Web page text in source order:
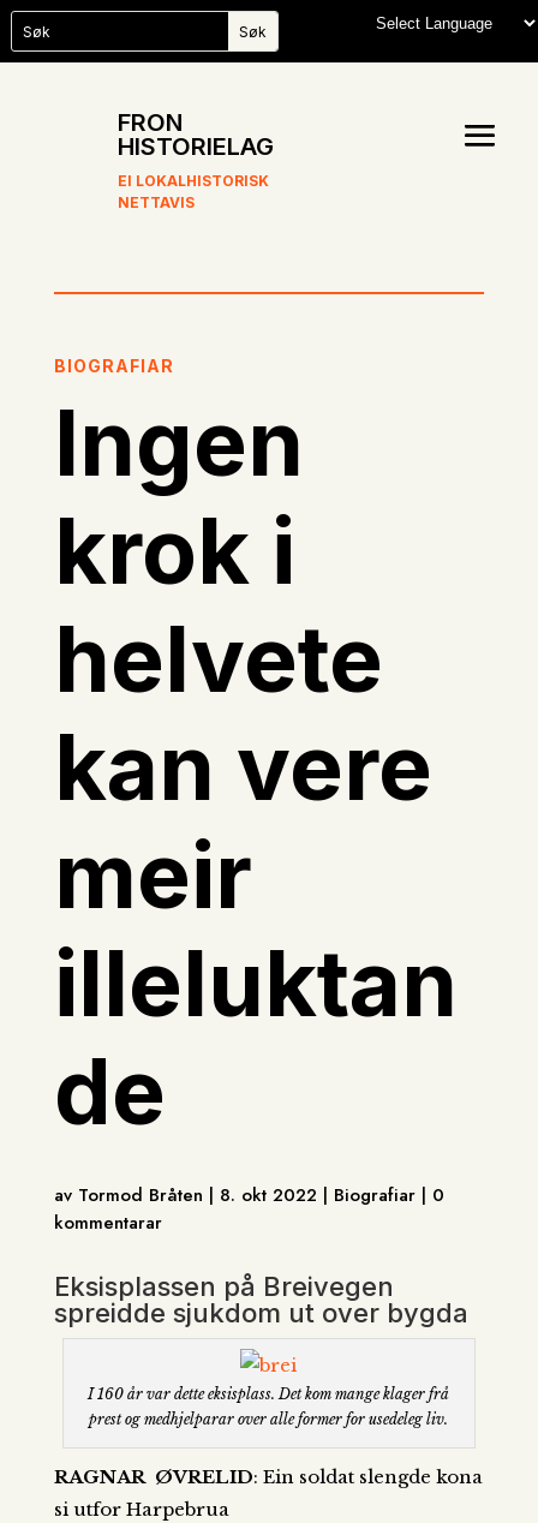
FRON
HISTORIELAG
EI LOKALHISTORISK
NETTAVIS
BIOGRAFIAR
Ingen
krok i
helvete
kan vere
meir
illeluktan
de
av Tormod Bråten | 8. okt 2022 | Biografiar | 0
kommentarar
Eksisplassen på Breivegen
spreidde sjukdom ut over bygda
I 160 år var dette eksisplass. Det kom mange klager frå
prest og medhjelparar over alle former for usedeleg liv.
RAGNAR ØVRELID: Ein soldat slengde kona
si utfor Harpebrua